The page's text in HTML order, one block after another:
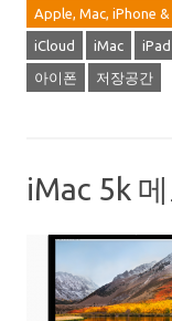
Apple, Mac, iPhone &
iCloud iMac iPad
아이폰 저장공간
iMac 5k